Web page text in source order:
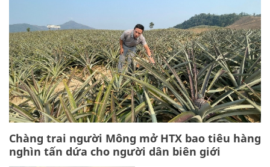
Chàng trai người Mông mở HTX bao tiêu hàng
nghìn tấn dứa cho người dân biên giới